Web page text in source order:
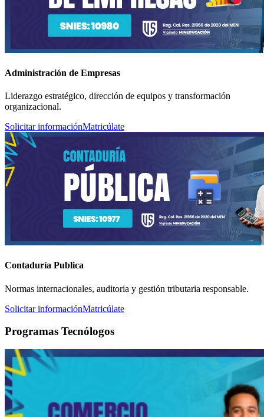
Administración de Empresas
Liderazgo estratégico, dirección de equipos y transformación
organizacional.
Solicitar informaciónMatricúlate
Contaduría Publica
Normas internacionales, auditoria y gestión tributaria responsable.
Solicitar informaciónMatricúlate
Programas Tecnólogos